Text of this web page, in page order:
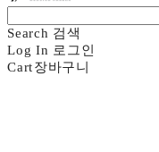
Search 검색
Log In 로그인
Cart장바구니